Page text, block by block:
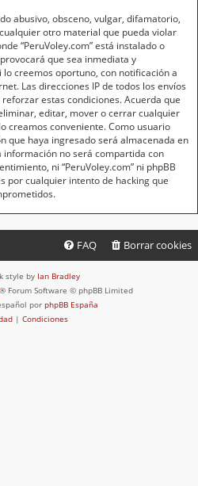
abusivo, obsceno, vulgar, difamatorio,
otro material que pueda violar
“PeruVoley.com” está instalado o
que sea inmediata y
creemos oportuno, con notificación a
Las direcciones IP de todos los envíos
estas condiciones. Acuerda que
editar, mover o cerrar cualquier
creamos conveniente. Como usuario
que haya ingresado será almacenada en
información no será compartida con
ni “PeruVoley.com” ni phpBB
por cualquier intento de hacking que
Borrar cookies
FAQ
style by Ian Bradley
Forum Software © phpBB Limited
por phpBB España
| Condiciones